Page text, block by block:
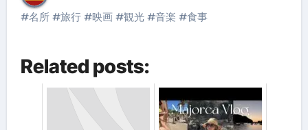
#名所#旅行#映画#観光#音楽 #食事
Related posts: